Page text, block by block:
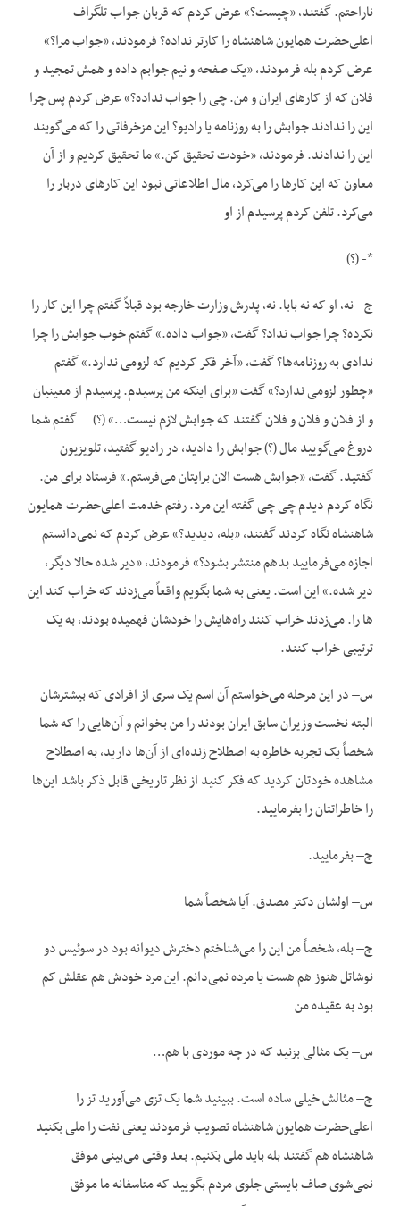
ناراحتم. گفتند، «چیست؟» عرض کردم که قربان جواب تلگراف
اعلی‌حضرت همایون شاهنشاه را کارتر نداده؟ فرمودند، «جواب مرا؟»
عرض کردم بله فرمودند، «یک صفحه و نیم جوابم داده و همش تمجید و
فلان که از کارهای ایران و من. چی را جواب نداده؟» عرض کردم پس چرا
این را ندادند جوابش را به روزنامه‌ یا رادیو؟ این مزخرفاتی را که می‌گویند
این را ندادند. فرمودند، «خودت تحقیق کن.» ما تحقیق کردیم و از آن
معاون که این کارها را می‌کرد، مال اطلاعاتی نبود این کارهای دربار را
می‌کرد. تلفن کردم پرسیدم از او
*- (؟)
ج– نه، او که نه بابا. نه، پدرش وزارت خارجه بود قبلاً گفتم چرا این کار را
نکرده؟ چرا جواب نداد؟ گفت، «جواب داده.» گفتم خوب جوابش را چرا
ندادی به روزنامه‌ها؟ گفت، «آخر فکر کردیم که لزومی ندارد.» گفتم
«چطور لزومی ندارد؟» گفت «برای اینکه من پرسیدم. پرسیدم از معینیان
و از فلان و فلان و فلان گفتند که جوابش لازم نیست…» (؟) گفتم شما
دروغ می‌گویید مال (؟) جوابش را دادید، در رادیو گفتید، تلویزیون
گفتید. گفت، «جوابش هست الان برایتان می‌فرستم.» فرستاد برای من.
نگاه کردم دیدم چی چی گفته این مرد. رفتم خدمت اعلی‌حضرت همایون
شاهنشاه نگاه کردند گفتند، «بله، دیدید؟» عرض کردم که نمی‌دانستم
اجازه می‌فرمایید بدهم منتشر بشود؟» فرمودند، «دیر شده حالا دیگر،
دیر شده.» این است. یعنی به شما بگویم واقعاً می‌زدند که خراب کند این
ها را. می‌زدند خراب کنند راه‌هایش را خودشان فهمیده بودند، به یک
ترتیبی خراب کنند.
س– در این مرحله می‌خواستم آن اسم یک سری از افرادی که بیشترشان
البته نخست وزیران سابق ایران بودند را من بخوانم و آن‌هایی را که شما
شخصاً یک تجربه خاطره به اصطلاح زنده‌ای از آن‌ها دارید، به اصطلاح
مشاهده خودتان کردید که فکر کنید از نظر تاریخی قابل ذکر باشد این‌ها
را خاطراتتان را بفرمایید.
ج– بفرمایید.
س– اولشان دکتر مصدق. آیا شخصاً شما
ج– بله، شخصاً من این را می‌شناختم دخترش دیوانه بود در سوئیس دو
نوشاتل هنوز هم هست یا مرده نمی‌دانم. این مرد خودش هم عقلش کم
بود به عقیده من
س– یک مثالی بزنید که در چه موردی با هم…
ج– مثالش خیلی ساده است. ببینید شما یک تزی می‌آورید تز را
اعلی‌حضرت همایون شاهنشاه تصویب فرمودند یعنی نفت را ملی بکنید
شاهنشاه هم گفتند بله باید ملی بکنیم. بعد وقتی می‌بینی موفق
نمی‌شوی صاف بایستی جلوی مردم بگویید که متاسفانه ما موفق